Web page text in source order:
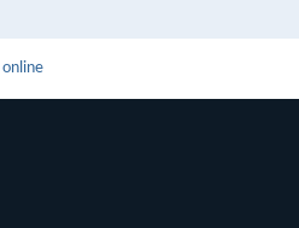
online